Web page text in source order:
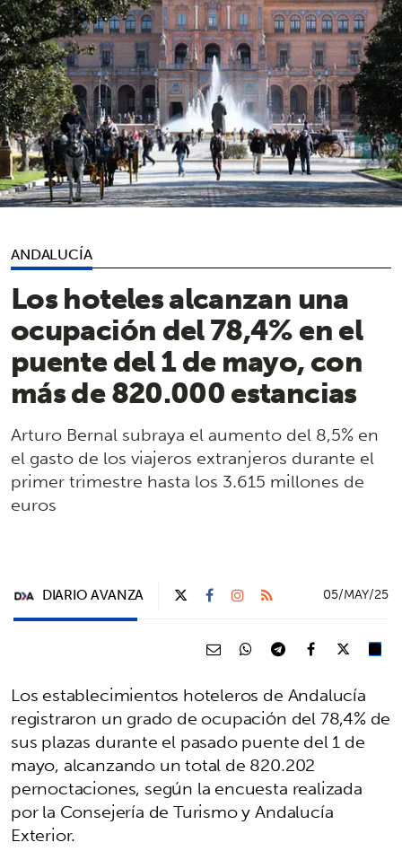
ANDALUCÍA
Los hoteles alcanzan una
ocupación del 78,4% en el
puente del 1 de mayo, con
más de 820.000 estancias
Arturo Bernal subraya el aumento del 8,5% en
el gasto de los viajeros extranjeros durante el
primer trimestre hasta los 3.615 millones de
euros
DIARIO AVANZA 05/MAY/25
Los establecimientos hoteleros de Andalucía
registraron un grado de ocupación del 78,4% de
sus plazas durante el pasado puente del 1 de
mayo, alcanzando un total de 820.202
pernoctaciones, según la encuesta realizada
por la Consejería de Turismo y Andalucía
Exterior.